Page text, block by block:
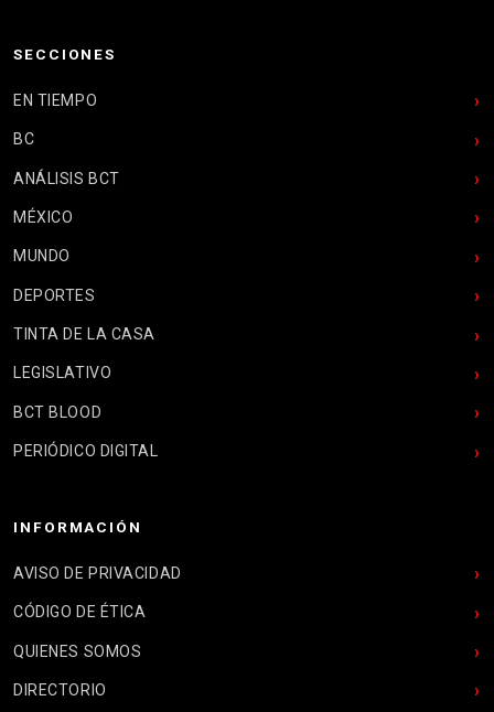
SECCIONES
EN TIEMPO
BC
ANÁLISIS BCT
MÉXICO
MUNDO
DEPORTES
TINTA DE LA CASA
LEGISLATIVO
BCT BLOOD
PERIÓDICO DIGITAL
INFORMACIÓN
AVISO DE PRIVACIDAD
CÓDIGO DE ÉTICA
QUIENES SOMOS
DIRECTORIO